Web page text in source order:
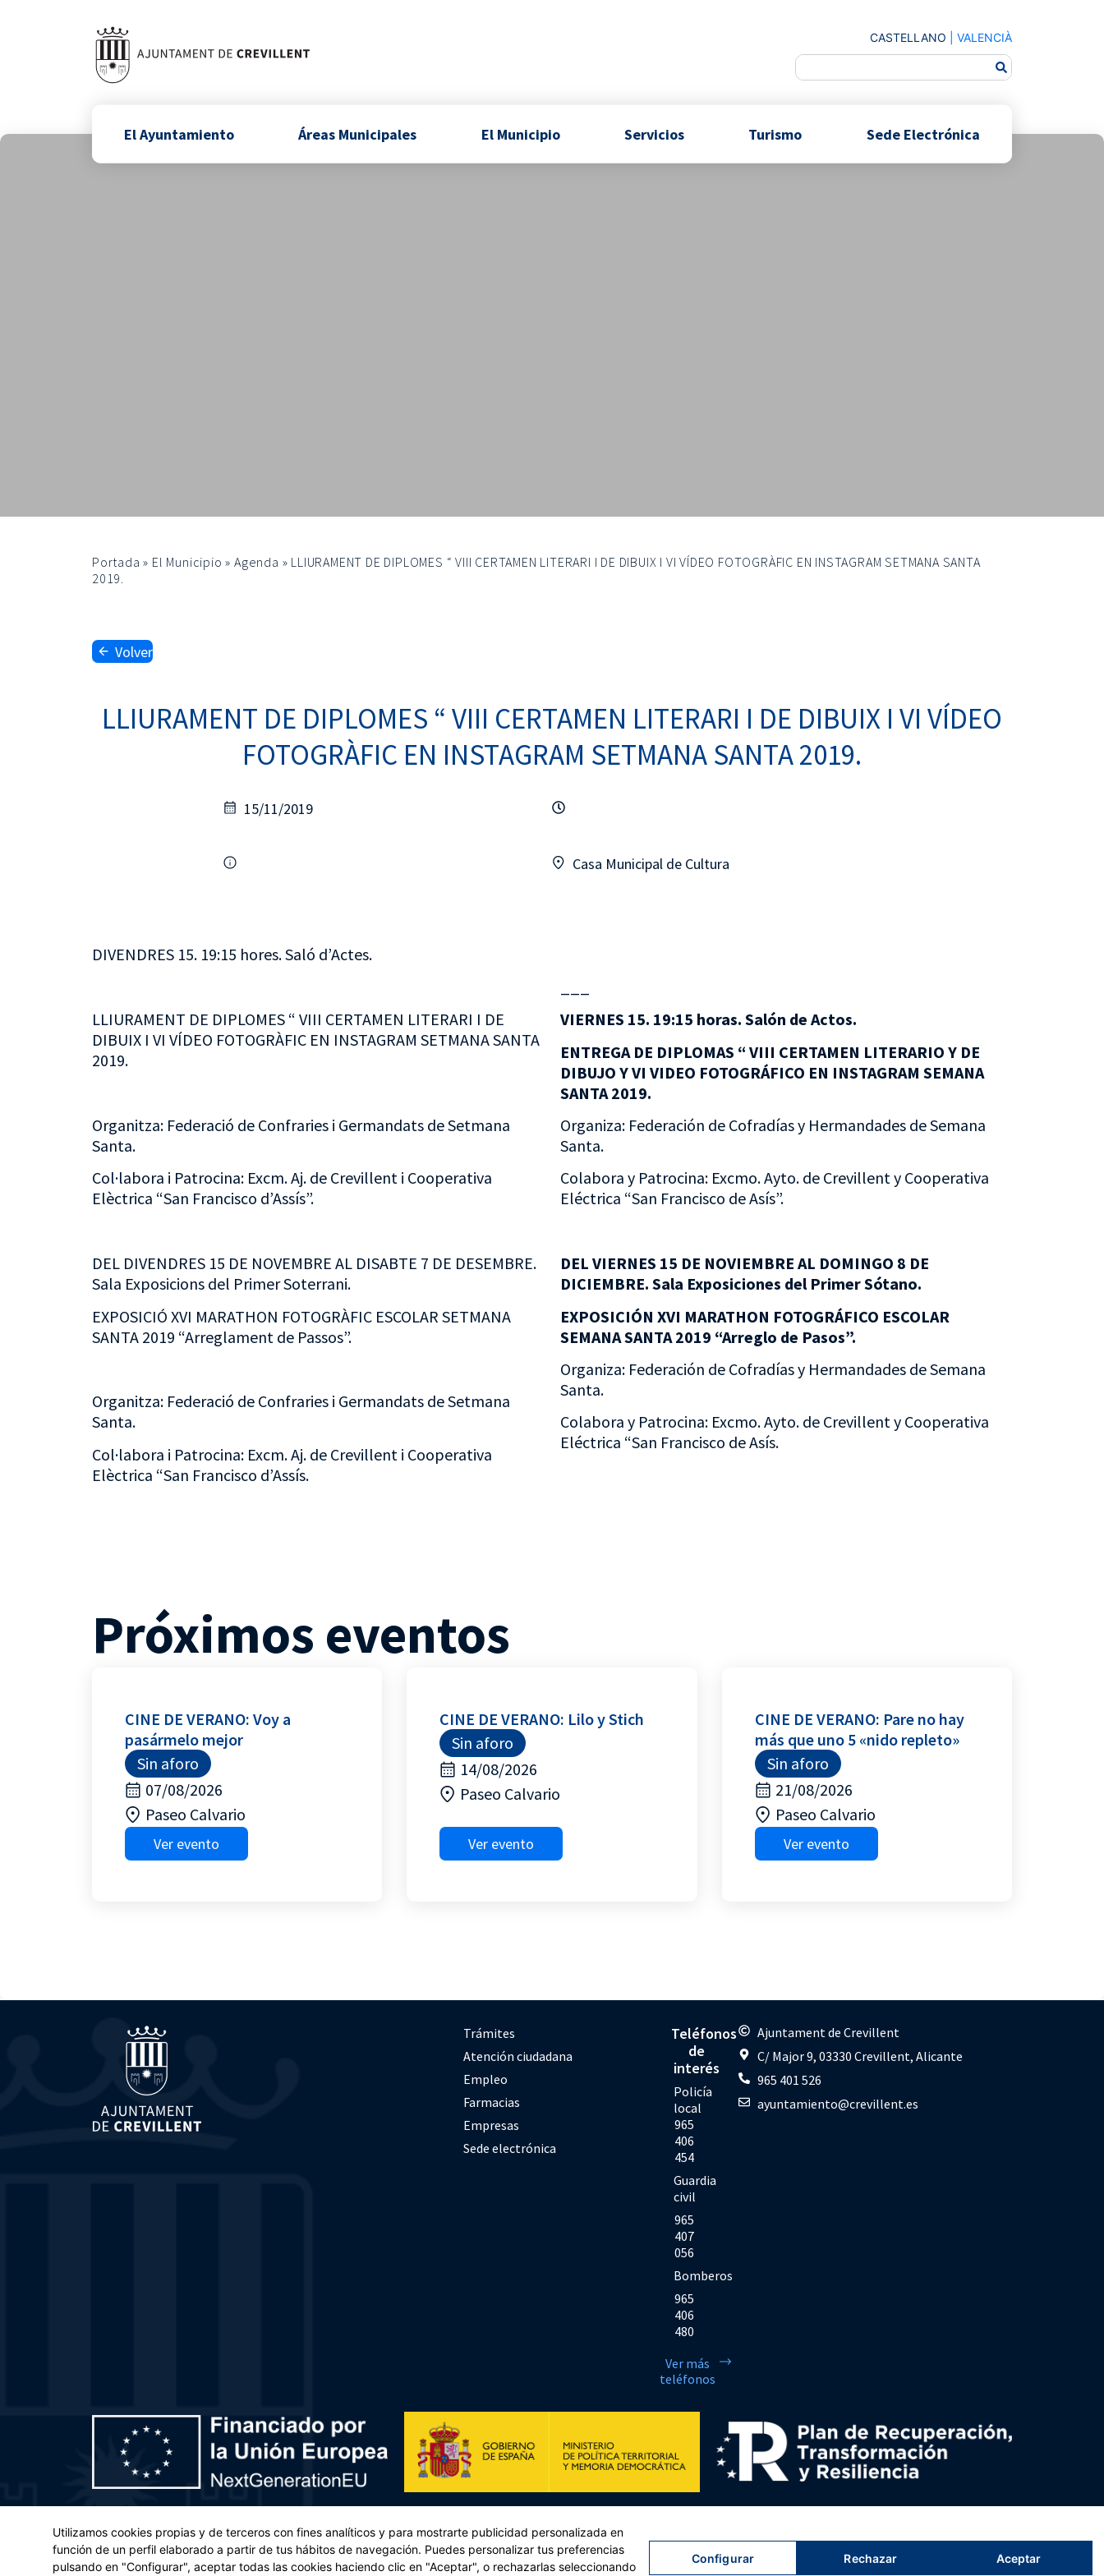
CASTELLANO VALENCIÀ
El Ayuntamiento Áreas Municipales El Municipio Servicios Turismo Sede Electrónica
Portada » El Municipio »Agenda » LLIURAMENT DE DIPLOMES “ VIII CERTAMEN LITERARI I DE DIBUIX I VI VÍDEO FOTOGRÀFIC EN INSTAGRAM SETMANA SANTA
2019.
Volver
LLIURAMENT DE DIPLOMES “ VIII CERTAMEN LITERARI I DE DIBUIX I VI VÍDEO
FOTOGRÀFIC EN INSTAGRAM SETMANA SANTA 2019.
15/11/2019
Casa Municipal de Cultura
DIVENDRES 15. 19:15 hores. Saló d’Actes.
LLIURAMENT DE DIPLOMES “ VIII CERTAMEN LITERARI I DE
DIBUIX I VI VÍDEO FOTOGRÀFIC EN INSTAGRAM SETMANA SANTA
2019.
Organitza: Federació de Confraries i Germandats de Setmana
Santa.
Col·labora i Patrocina: Excm. Aj. de Crevillent i Cooperativa
Elèctrica “San Francisco d’Assís”.
DEL DIVENDRES 15 DE NOVEMBRE AL DISABTE 7 DE DESEMBRE.
Sala Exposicions del Primer Soterrani.
EXPOSICIÓ XVI MARATHON FOTOGRÀFIC ESCOLAR SETMANA
SANTA 2019 “Arreglament de Passos”.
Organitza: Federació de Confraries i Germandats de Setmana
Santa.
Col·labora i Patrocina: Excm. Aj. de Crevillent i Cooperativa
Elèctrica “San Francisco d’Assís.
VIERNES 15. 19:15 horas. Salón de Actos.
ENTREGA DE DIPLOMAS “ VIII CERTAMEN LITERARIO Y DE
DIBUJO Y VI VIDEO FOTOGRÁFICO EN INSTAGRAM SEMANA
SANTA 2019.
Organiza: Federación de Cofradías y Hermandades de Semana
Santa.
Colabora y Patrocina: Excmo. Ayto. de Crevillent y Cooperativa
Eléctrica “San Francisco de Asís”.
DEL VIERNES 15 DE NOVIEMBRE AL DOMINGO 8 DE
DICIEMBRE. Sala Exposiciones del Primer Sótano.
EXPOSICIÓN XVI MARATHON FOTOGRÁFICO ESCOLAR
SEMANA SANTA 2019 “Arreglo de Pasos”.
Organiza: Federación de Cofradías y Hermandades de Semana
Santa.
Colabora y Patrocina: Excmo. Ayto. de Crevillent y Cooperativa
Eléctrica “San Francisco de Asís.
Próximos eventos
CINE DE VERANO: Voy a
pasármelo mejor
Sin aforo
07/08/2026
Paseo Calvario
Ver evento
CINE DE VERANO: Lilo y Stich
Sin aforo
14/08/2026
Paseo Calvario
Ver evento
CINE DE VERANO: Pare no hay
más que uno 5 «nido repleto»
Sin aforo
21/08/2026
Paseo Calvario
Ver evento
Trámites
Atención ciudadana
Empleo
Farmacias
Empresas
Sede electrónica
Teléfonos
de
interés
Policía
local
965
406
454
Guardia
civil
965
407
056
Bomberos
965
406
480
Ver más
teléfonos
Ajuntament de Crevillent
C/ Major 9, 03330 Crevillent, Alicante
965 401 526
ayuntamiento@crevillent.es
(UE) 2021/241 del Parlamento Europeo y del Consejo, de 12 de febrero de 2021. Componente 11, Inversión 2 del PRTR gestionado por el Ministerio de Política territorial.
Utilizamos cookies propias y de terceros con fines analíticos y para mostrarte publicidad personalizada en
función de un perfil elaborado a partir de tus hábitos de navegación. Puedes personalizar tus preferencias
pulsando en "Configurar", aceptar todas las cookies haciendo clic en "Aceptar", o rechazarlas seleccionando
Configurar Rechazar Aceptar